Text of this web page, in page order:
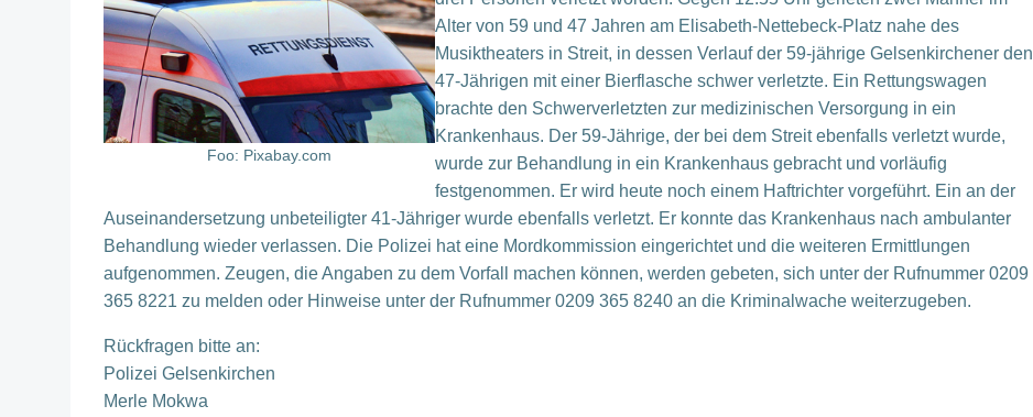
Foo: Pixabay.com
Alter von 59 und 47 Jahren am Elisabeth-Nettebeck-Platz nahe des
Musiktheaters in Streit, in dessen Verlauf der 59-jährige Gelsenkirchener den
47-Jährigen mit einer Bierflasche schwer verletzte. Ein Rettungswagen
brachte den Schwerverletzten zur medizinischen Versorgung in ein
Krankenhaus. Der 59-Jährige, der bei dem Streit ebenfalls verletzt wurde,
wurde zur Behandlung in ein Krankenhaus gebracht und vorläufig
festgenommen. Er wird heute noch einem Haftrichter vorgeführt. Ein an der
Auseinandersetzung unbeteiligter 41-Jähriger wurde ebenfalls verletzt. Er konnte das Krankenhaus nach ambulanter
Behandlung wieder verlassen. Die Polizei hat eine Mordkommission eingerichtet und die weiteren Ermittlungen
aufgenommen. Zeugen, die Angaben zu dem Vorfall machen können, werden gebeten, sich unter der Rufnummer 0209
365 8221 zu melden oder Hinweise unter der Rufnummer 0209 365 8240 an die Kriminalwache weiterzugeben.
Rückfragen bitte an:
Polizei Gelsenkirchen
Merle Mokwa